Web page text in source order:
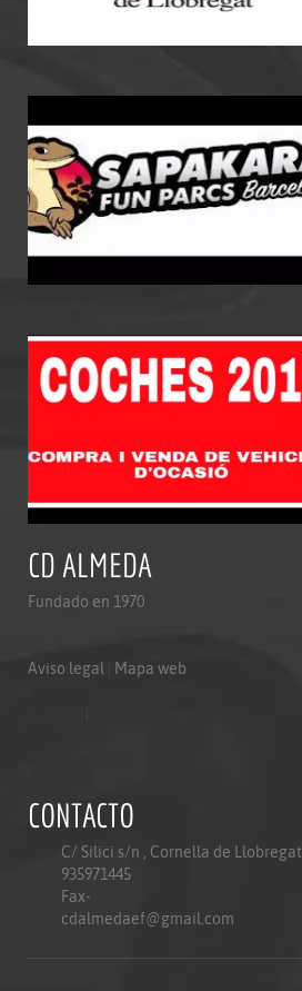
CD ALMEDA
Fundado en 1970
Aviso legal Mapa web
CONTACTO
C/ Silici s/n , Cornella de Llobregat
935971445
Fax-
cdalmedaef@gmail.com